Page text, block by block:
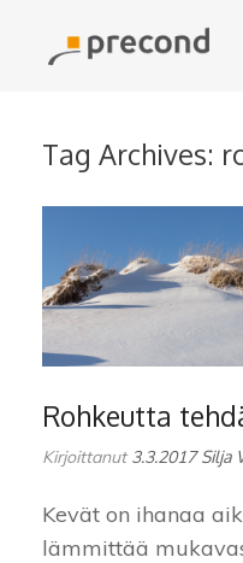
content
Tag Archives:
Rohkeutta
Kirjoittanut3.3.2017 Silja
Kevät on ihanaa
lämmittää